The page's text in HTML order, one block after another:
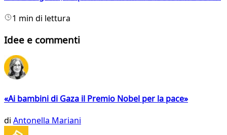
1 min di lettura
Idee e commenti
«Ai bambini di Gaza il Premio Nobel per la pace»
di Antonella Mariani